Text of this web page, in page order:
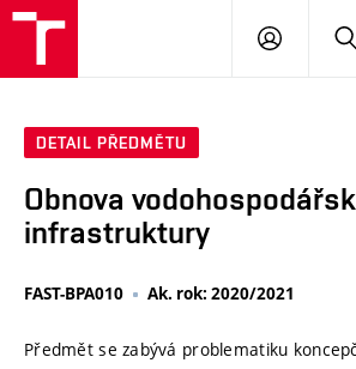
PŘIHLÁSIT
DETAIL PŘEDMĚTU
Obnova
infrastruktury
FAST-BPA010 Ak. rok: 2020/2021
Předmět se zabývá problematiku